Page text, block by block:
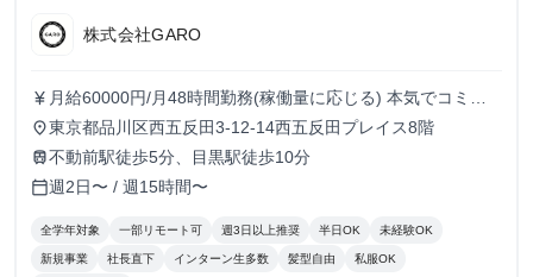
株式会社GARO
currency_yen 月給60000円/月48時間勤務(稼働量に応じる) 本気でコミッ
トすれば、学生でも圧倒的な実績と報酬を得られる環境で
す！
place東京都品川区西五反田3-12-14西五反田プレイス8階
train不動前駅徒歩5分、目黒駅徒歩10分
calendar_today週2日〜 / 週15時間〜
全学年対象 一部リモート可 週3日以上推奨 半日OK 未経験OK
新規事業 社長直下 インターン生多数 髪型自由 私服OK